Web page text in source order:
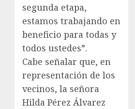
segunda etapa,
estamos trabajando en
beneficio para todas y
todos ustedes”.
Cabe señalar que, en
representación de los
vecinos, la señora
Hilda Pérez Álvarez